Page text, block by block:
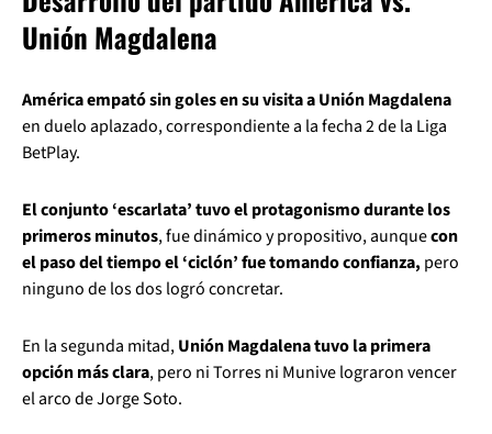
Unión Magdalena
América empató sin goles en su visita a Unión Magdalena
en duelo aplazado, correspondiente a la fecha 2 de la Liga
BetPlay.
El conjunto ‘escarlata’ tuvo el protagonismo durante los
primeros minutos, fue dinámico y propositivo, aunquecon
el paso del tiempo el ‘ciclón’ fue tomando confianza, pero
ninguno de los dos logró concretar.
En la segunda mitad,Unión Magdalena tuvo la primera
opción más clara, pero ni Torres ni Munive lograron vencer
el arco de Jorge Soto.